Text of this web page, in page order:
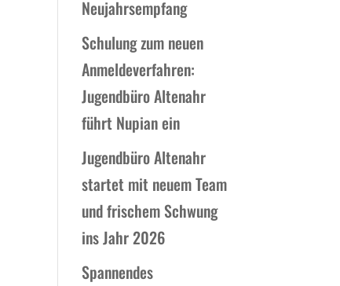
Neujahrsempfang
Schulung zum neuen
Anmeldeverfahren:
Jugendbüro Altenahr
führt Nupian ein
Jugendbüro Altenahr
startet mit neuem Team
und frischem Schwung
ins Jahr 2026
Spannendes